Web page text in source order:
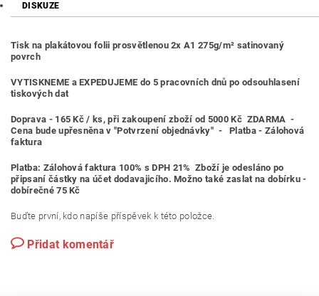
DISKUZE
Tisk na plakátovou folii prosvětlenou 2x A1 275g/m² satinovaný
povrch
VYTISKNEME a EXPEDUJEME do 5 pracovních dnů po odsouhlasení
tiskových dat
Doprava - 165 Kč / ks , při zakoupení zboží od 5000 Kč ZDARMA -
Cena bude upřesněna v "Potvrzení objednávky" - Platba - Zálohová
faktura
Platba: Zálohová faktura 100% s DPH 21% Zboží je odesláno po
připsaní částky na účet dodavajicího. Možno také zaslat na dobírku -
dobírečné 75 Kč
Buďte první, kdo napíše příspěvek k této položce.
Přidat komentář